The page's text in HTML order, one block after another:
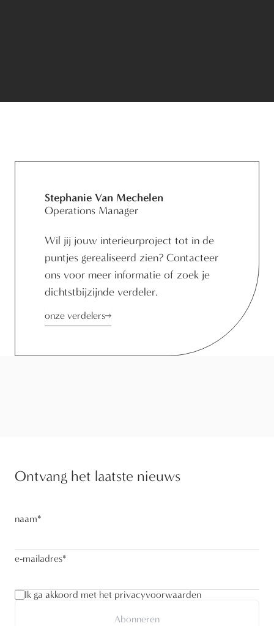
Stephanie Van Mechelen
Operations Manager
Wil jij jouw interieurproject tot in de
puntjes gerealiseerd zien? Contacteer
ons voor meer informatie of zoek je
dichtstbijzijnde verdeler.
onze verdelers
Ontvang het laatste nieuws
naam*
e-mailadres*
Ik ga akkoord met het privacyvoorwaarden
Abonneren